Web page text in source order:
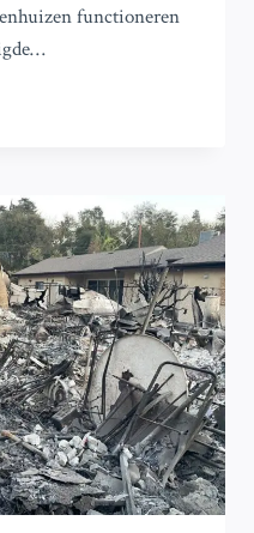
functioneren